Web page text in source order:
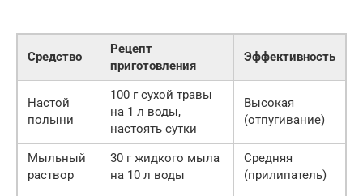
Средство
Рецепт
приготовления
Эффективность
Настой
полыни
100 г сухой травы
на 1 л воды,
настоять сутки
Высокая
(отпугивание)
Мыльный
раствор
30 г жидкого мыла
на 10 л воды
Средняя
(прилипатель)